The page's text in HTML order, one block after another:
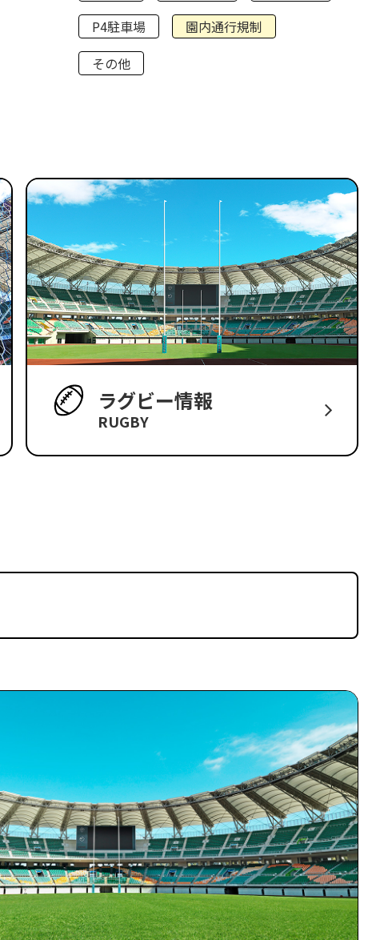
P4駐車場
園内通行規制
その他
ラグビー情報
RUGBY